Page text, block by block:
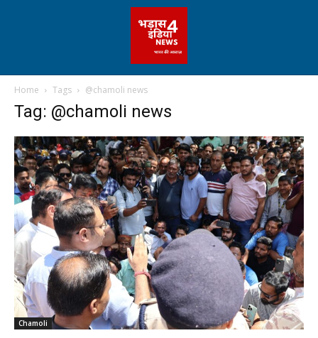
Home Tags @chamoli news
Tag: @chamoli news
Chamoli